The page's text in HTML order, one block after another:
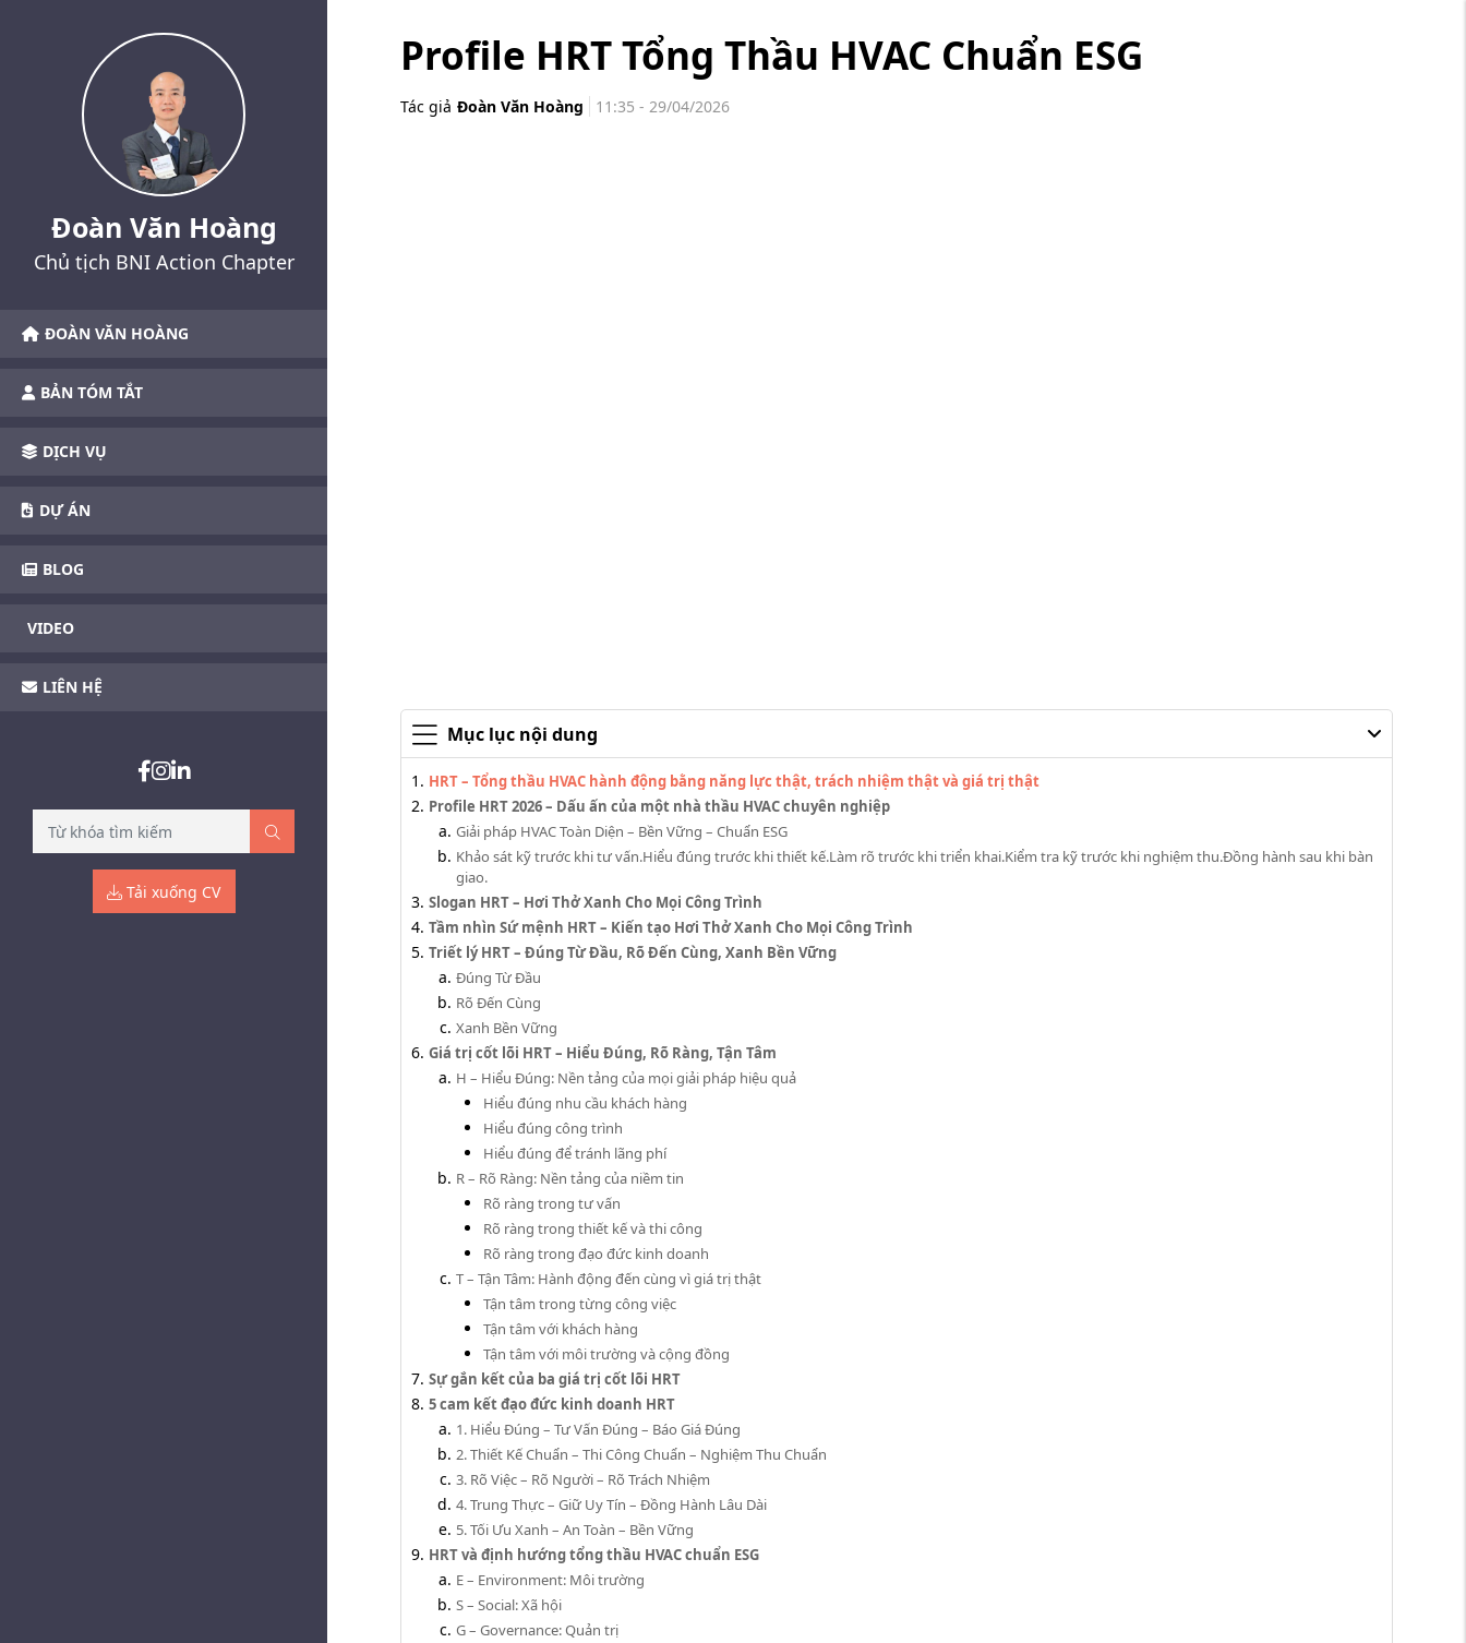
Đoàn Văn Hoàng
Chủ tịch BNI Action Chapter
ĐOÀN VĂN HOÀNG
BẢN TÓM TẮT
DỊCH VỤ
DỰ ÁN
BLOG
VIDEO
LIÊN HỆ
Tải xuống CV
Profile HRT Tổng Thầu HVAC Chuẩn ESG
Tác giả Đoàn Văn Hoàng 11:35 - 29/04/2026
Mục lục nội dung
HRT – Tổng thầu HVAC hành động bằng năng lực thật, trách nhiệm thật và giá trị thật
Profile HRT 2026 – Dấu ấn của một nhà thầu HVAC chuyên nghiệp
Giải pháp HVAC Toàn Diện – Bền Vững – Chuẩn ESG
Khảo sát kỹ trước khi tư vấn.Hiểu đúng trước khi thiết kế.Làm rõ trước khi triển khai.Kiểm tra kỹ trước khi nghiệm thu.Đồng hành sau khi bàn
giao.
Slogan HRT – Hơi Thở Xanh Cho Mọi Công Trình
Tầm nhìn Sứ mệnh HRT – Kiến tạo Hơi Thở Xanh Cho Mọi Công Trình
Triết lý HRT – Đúng Từ Đầu, Rõ Đến Cùng, Xanh Bền Vững
Đúng Từ Đầu
Rõ Đến Cùng
Xanh Bền Vững
Giá trị cốt lõi HRT – Hiểu Đúng, Rõ Ràng, Tận Tâm
H – Hiểu Đúng: Nền tảng của mọi giải pháp hiệu quả
Hiểu đúng nhu cầu khách hàng
Hiểu đúng công trình
Hiểu đúng để tránh lãng phí
R – Rõ Ràng: Nền tảng của niềm tin
Rõ ràng trong tư vấn
Rõ ràng trong thiết kế và thi công
Rõ ràng trong đạo đức kinh doanh
T – Tận Tâm: Hành động đến cùng vì giá trị thật
Tận tâm trong từng công việc
Tận tâm với khách hàng
Tận tâm với môi trường và cộng đồng
Sự gắn kết của ba giá trị cốt lõi HRT
5 cam kết đạo đức kinh doanh HRT
1. Hiểu Đúng – Tư Vấn Đúng – Báo Giá Đúng
2. Thiết Kế Chuẩn – Thi Công Chuẩn – Nghiệm Thu Chuẩn
3. Rõ Việc – Rõ Người – Rõ Trách Nhiệm
4. Trung Thực – Giữ Uy Tín – Đồng Hành Lâu Dài
5. Tối Ưu Xanh – An Toàn – Bền Vững
HRT và định hướng tổng thầu HVAC chuẩn ESG
E – Environment: Môi trường
S – Social: Xã hội
G – Governance: Quản trị